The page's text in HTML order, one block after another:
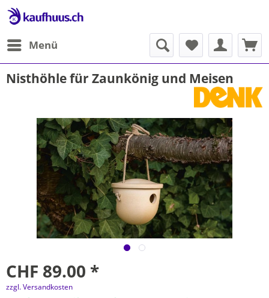
Menü
Nisthöhle für Zaunkönig und Meisen
CHF 89.00 *
zzgl. Versandkosten